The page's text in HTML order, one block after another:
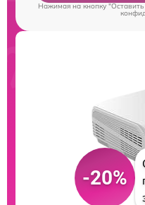
Нажимая на кнопку
-20%